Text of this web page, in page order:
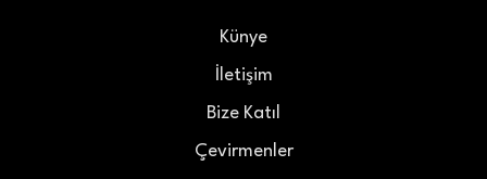
Künye
İletişim
Bize Katıl
Çevirmenler